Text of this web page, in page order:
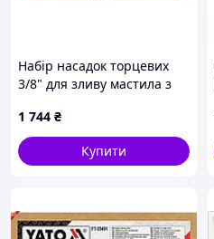
Набір насадок торцевих
3/8" для зливу мастила з
QUATROS QS60019B
1 744 ₴
Купити